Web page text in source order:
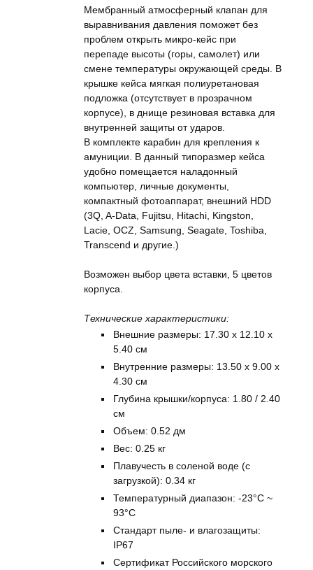
Мембранный атмосферный клапан для
выравнивания давления поможет без
проблем открыть микро-кейс при
перепаде высоты (горы, самолет) или
смене температуры окружающей среды. В
крышке кейса мягкая полиуретановая
подложка (отсутствует в прозрачном
корпусе), в днище резиновая вставка для
внутренней защиты от ударов.
В комплекте карабин для крепления к
амуниции. В данный типоразмер кейса
удобно помещается наладонный
компьютер, личные документы,
компактный фотоаппарат, внешний HDD
(3Q, A-Data, Fujitsu, Hitachi, Kingston,
Lacie, OCZ, Samsung, Seagate, Toshiba,
Transcend и другие.)
Возможен выбор цвета вставки, 5 цветов
корпуса.
Технические характеристики:
Внешние размеры: 17.30 x 12.10 x
5.40 см
Внутренние размеры: 13.50 x 9.00 x
4.30 см
Глубина крышки/корпуса: 1.80 / 2.40
см
Объем: 0.52 дм
Вес: 0.25 кг
Плавучесть в соленой воде (с
загрузкой): 0.34 кг
Температурный диапазон: -23°C ~
93°C
Стандарт пыле- и влагозащиты:
IP67
Сертификат Российского морского